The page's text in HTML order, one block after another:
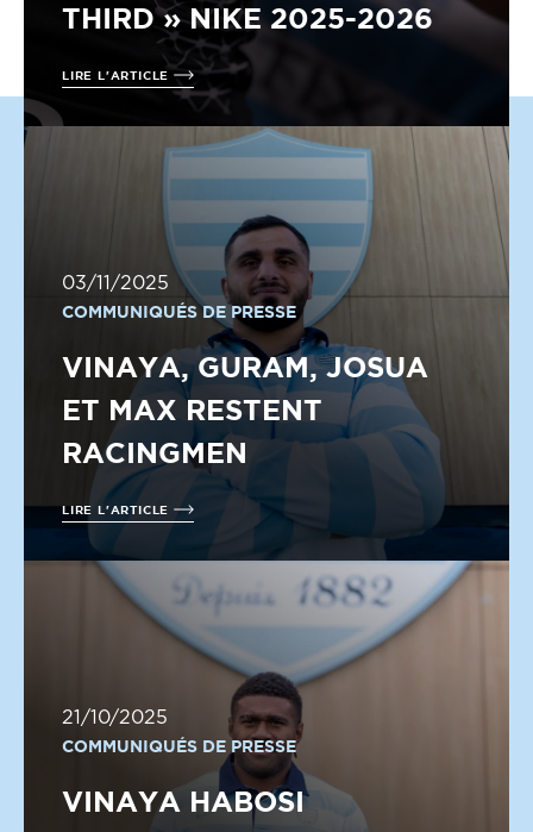
THIRD » NIKE 2025-2026
LIRE L'ARTICLE
03/11/2025
COMMUNIQUÉS DE PRESSE
VINAYA, GURAM, JOSUA
ET MAX RESTENT
RACINGMEN
LIRE L'ARTICLE
21/10/2025
COMMUNIQUÉS DE PRESSE
VINAYA HABOSI